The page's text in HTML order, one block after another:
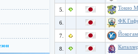
5. Токио
6. ФК
7.
8.